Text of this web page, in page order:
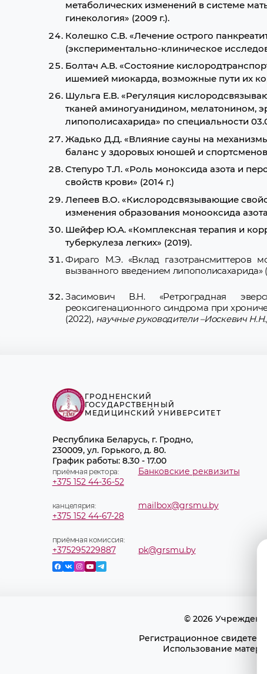
метаболических изменений в системе
гинекология» (2009 г.).
Колешко С.В. «Лечение острого
(экспериментально-клиническое
Болтач А.В. «Состояние
ишемией миокарда, возможные пути их
Шульга Е.В. «Регуляция
тканей аминогуанидином, мелатонином,
липополисахарида» по специальности
Жадько Д.Д. «Влияние сауны на
баланс у здоровых юношей и
Степуро Т.Л. «Роль моноксида азота и
свойств крови» (2014 г.)
Лепеев В.О. «Кислородсвязывающие
изменения образования монооксида
Шейфер Ю.А. «Комплексная терапия и
туберкулеза легких» (2019).
Фираго М.Э. «Вклад газотрансмиттеров
вызванного введением липополисахарида»
Засимович В.Н. «Ретроградная
реоксигенационного синдрома при
(2022), научные руководители –Иоскевич
ГРОДНЕНСКИЙ
ГОСУДАРСТВЕННЫЙ
МЕДИЦИНСКИЙ УНИВЕРСИТЕТ
Республика Беларусь, г. Гродно,
230009, ул. Горького, д. 80.
График работы: 8.30 - 17.00
приёмная ректора:
+375 152 44-36-52
Банковские реквизиты
канцелярия:
+375 152 44-67-28
mailbox@grsmu.by
приёмная комиссия:
+375295229887 pk@grsmu.by
© 2026
Регистрационное
Использование